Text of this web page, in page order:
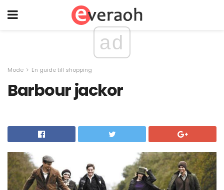
ad
Mode En guide till shopping
Barbour jackor